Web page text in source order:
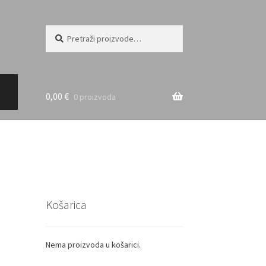
0,00 € 0 proizvoda
Košarica
Nema proizvoda u košarici.